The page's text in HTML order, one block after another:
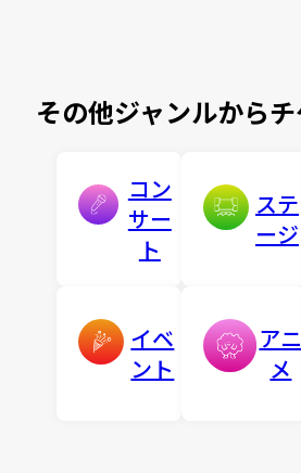
その他ジャンルから
コン
サー
ト
ステ
ージ
イベ
ント
アニ
メ